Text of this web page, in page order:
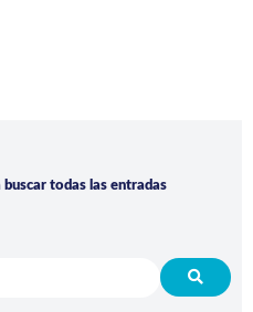
buscar todas las entradas